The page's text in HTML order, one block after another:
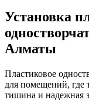
Установка
Алматы
Пластиковое
для помещений, где
тишина и надежная